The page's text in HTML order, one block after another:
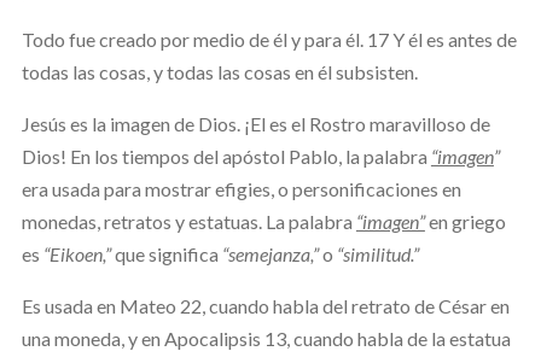
Todo fue creado por medio de él y para él. 17 Y él es antes de
todas las cosas, y todas las cosas en él subsisten.
Jesús es la imagen de Dios. ¡El es el Rostro maravilloso de
Dios! En los tiempos del apóstol Pablo, la palabra “imagen”
era usada para mostrar efigies, o personificaciones en
monedas, retratos y estatuas. La palabra “imagen”en griego
es “Eikoen,”que significa “semejanza,”o “similitud.”
Es usada en Mateo 22, cuando habla del retrato de César en
una moneda, y en Apocalipsis 13, cuando habla de la estatua